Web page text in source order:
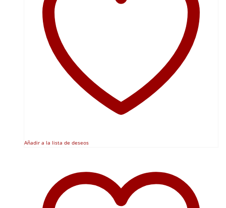
Añadir a la lista de deseos